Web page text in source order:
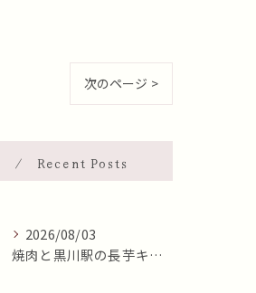
次のページ >
Recent Posts
2026/08/03
焼肉と黒川駅の長芋キムチが織りなす満足度と価格のバランス検証